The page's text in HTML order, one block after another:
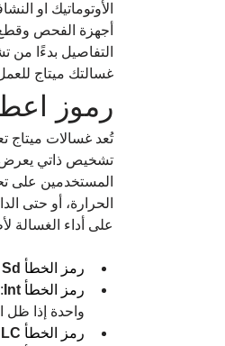
الأوتوماتيك او
أجهزة الفحص وقطع
التفاصيل بدءًا من
غسالتك ميتاج
رموز
تُعد غسالات ميتاج
تشخيص ذاتي يعرض
المستخدمين على
الحرارة، أو حتى
على أداء
رمز الخطأ Sd
رمز الخطأ Int
واحدة إذا ظل
رمز الخطأ LC